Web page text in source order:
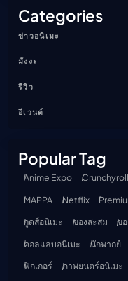
Categories
ข่าวอนิเมะ
มังงะ
รีวิว
อีเวนต์
Popular Tag
Anime Expo Crunchyroll
MAPPA
Netflix
กูดส์อนิเมะ
ของสะสม ข
คอลแลบอนิเมะ
นักพากย์
ฟิกเกอร์
ภาพยนตร์อนิเมะ